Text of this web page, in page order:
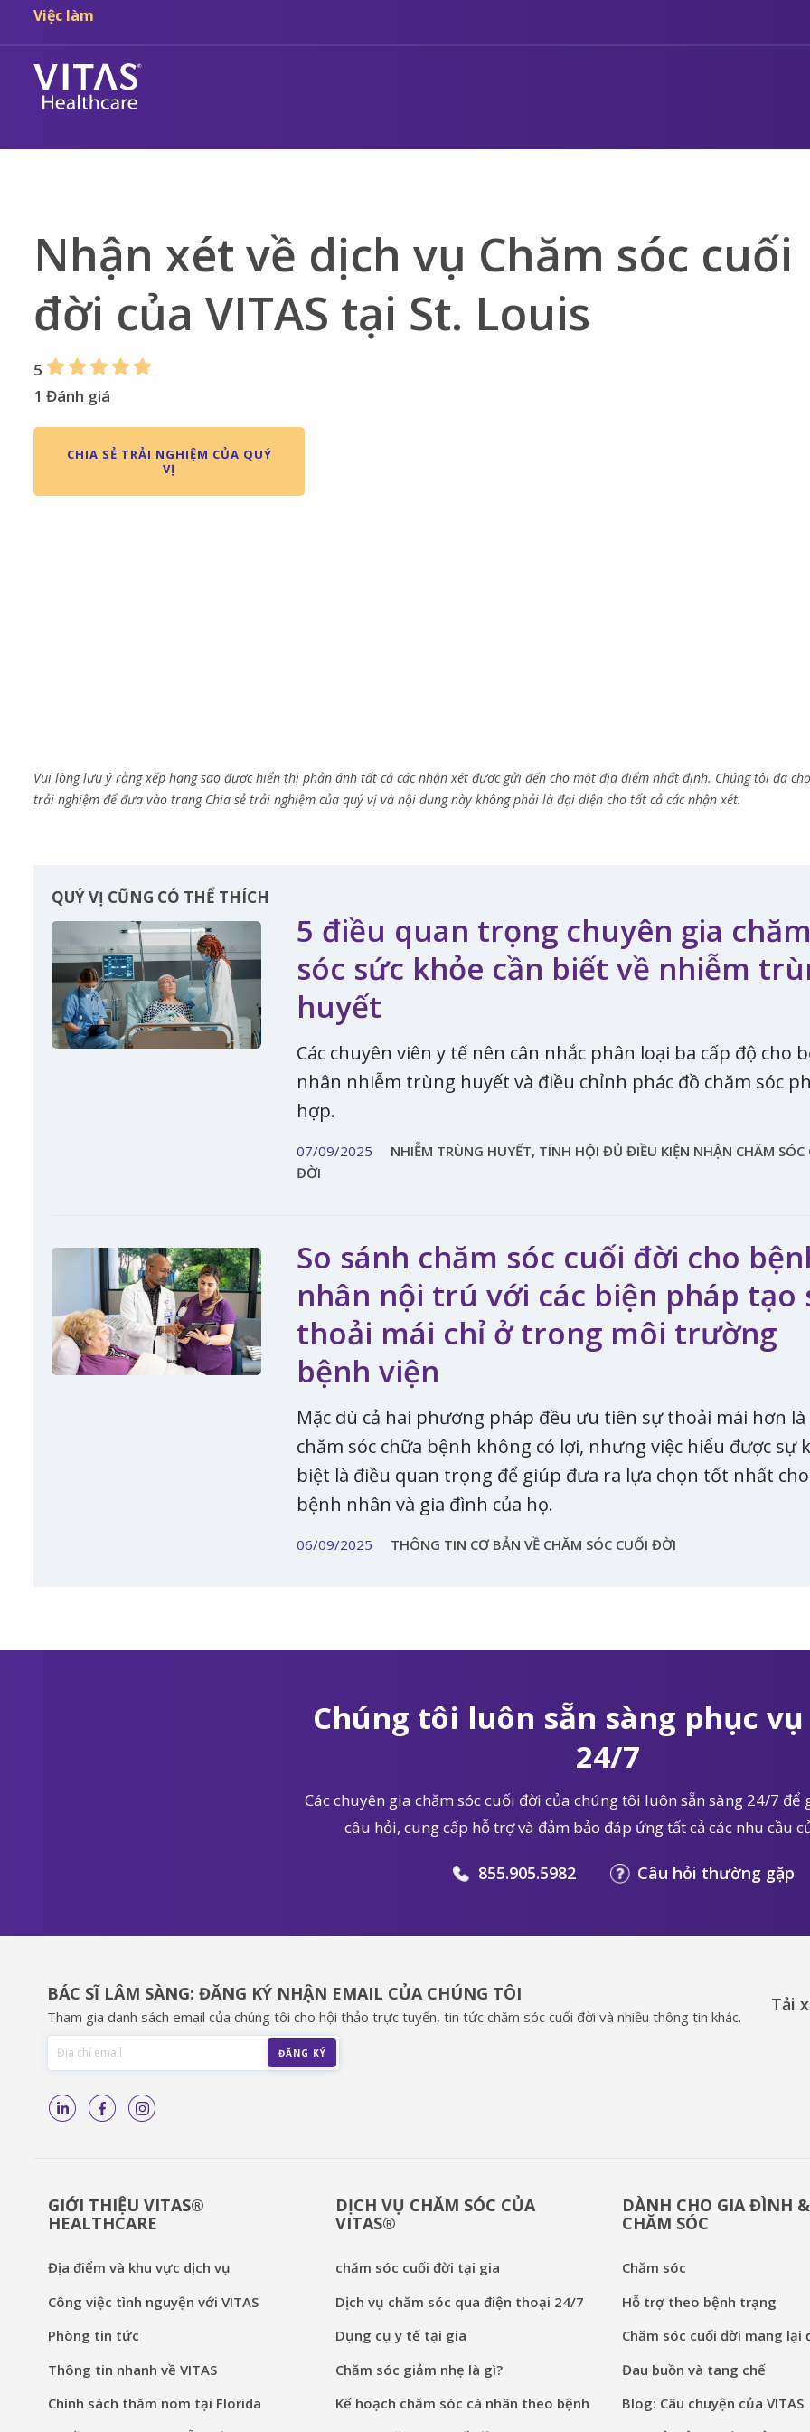
Chuyển đến nội dung chính
Chuyển đến điều hướng
Việc làm
Nhận xét về dịch vụ Chăm sóc cuối
đời của VITAS tại St. Louis
5
1 Đánh giá
CHIA SẺ TRẢI NGHIỆM CỦA QUÝ
VỊ
Vui lòng lưu ý rằng xếp hạng sao được hiển thị phản ánh tất cả các nhận xét được gửi đến cho một địa điểm nhất định. Chúng tôi đã
trải nghiệm để đưa vào trang Chia sẻ trải nghiệm của quý vị và nội dung này không phải là đại diện cho tất cả các nhận xét.
QUÝ VỊ CŨNG CÓ THỂ THÍCH
5 điều quan trọng chuyên gia chăm
sóc sức khỏe cần biết về nhiễm
huyết
Các chuyên viên y tế nên cân nhắc phân loại ba cấp độ cho
nhân nhiễm trùng huyết và điều chỉnh phác đồ chăm sóc
hợp.
07/09/2025
NHIỄM TRÙNG HUYẾT, TÍNH HỘI ĐỦ ĐIỀU KIỆN NHẬN CHĂM SÓC
ĐỜI
So sánh chăm sóc cuối đời cho
nhân nội trú với các biện pháp tạo
thoải mái chỉ ở trong môi trường
bệnh viện
Mặc dù cả hai phương pháp đều ưu tiên sự thoải mái hơn là
chăm sóc chữa bệnh không có lợi, nhưng việc hiểu được sự
biệt là điều quan trọng để giúp đưa ra lựa chọn tốt nhất cho
bệnh nhân và gia đình của họ.
06/09/2025 THÔNG TIN CƠ BẢN VỀ CHĂM SÓC CUỐI ĐỜI
Chúng tôi luôn sẵn sàng phục
24/7
Các chuyên gia chăm sóc cuối đời của chúng tôi luôn sẵn sàng 24/7 để
câu hỏi, cung cấp hỗ trợ và đảm bảo đáp ứng tất cả các nhu cầu
855.905.5982 Câu hỏi thường gặp
BÁC SĨ LÂM SÀNG: ĐĂNG KÝ NHẬN EMAIL CỦA CHÚNG TÔI
Tham gia danh sách email của chúng tôi cho hội thảo trực tuyến, tin tức chăm sóc cuối đời và nhiều thông tin khác.
Tải
GIỚI THIỆU VITAS®
HEALTHCARE
Địa điểm và khu vực dịch vụ
Công việc tình nguyện với VITAS
Phòng tin tức
Thông tin nhanh về VITAS
Chính sách thăm nom tại Florida
DỊCH VỤ CHĂM SÓC CỦA
VITAS®
chăm sóc cuối đời tại gia
Dịch vụ chăm sóc qua điện thoại 24/7
Dụng cụ y tế tại gia
Chăm sóc giảm nhẹ là gì?
Kế hoạch chăm sóc cá nhân theo bệnh
DÀNH CHO GIA ĐÌNH
CHĂM SÓC
Chăm sóc
Hỗ trợ theo bệnh trạng
Chăm sóc cuối đời mang lại
Đau buồn và tang chế
Blog: Câu chuyện của VITAS